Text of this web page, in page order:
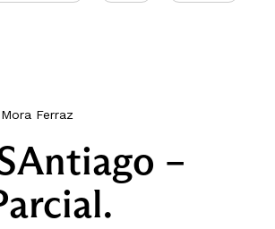
Ferraz
–